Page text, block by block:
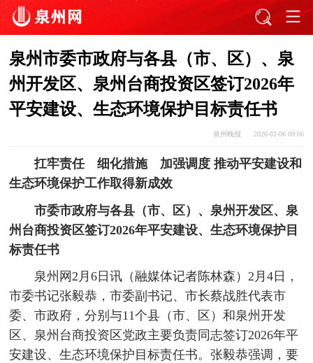
泉州市委市政府与各县（市、区）、泉
州开发区、泉州台商投资区签订2026年
平安建设、生态环境保护目标责任书
泉州晚报 2026-02-06 09:06
扛牢责任 细化措施 加强调度 推动平安建设和
生态环境保护工作取得新成效
市委市政府与各县（市、区）、泉州开发区、泉
州台商投资区签订2026年平安建设、生态环境保护目
标责任书
泉州网2月6日讯（融媒体记者陈林森）2月4日，
市委书记张毅恭，市委副书记、市长蔡战胜代表市
委、市政府，分别与11个县（市、区）和泉州开发
区、泉州台商投资区党政主要负责同志签订2026年平
安建设、生态环境保护目标责任书。张毅恭强调，要